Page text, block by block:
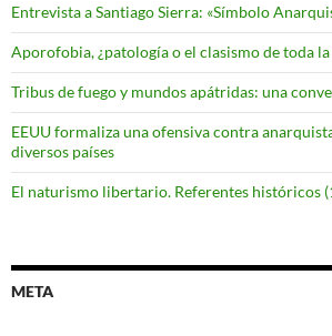
Entrevista a Santiago Sierra: «Símbolo
Aporofobia, ¿patología o el clasismo de toda la
Tribus de fuego y mundos apátridas: una
EEUU formaliza una ofensiva contra
diversos países
El naturismo libertario. Referentes históricos
META